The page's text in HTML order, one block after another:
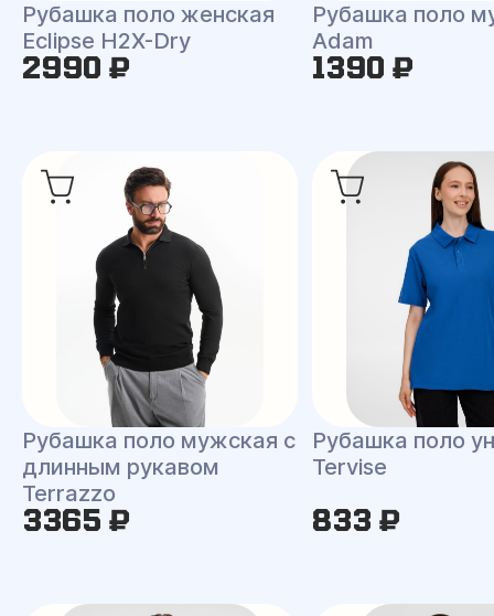
Рубашка поло женская
Eclipse H2X-Dry
2990 ₽
Рубашка поло
Adam
1390 ₽
Рубашка поло мужская с
длинным рукавом
Terrazzo
3365 ₽
Рубашка поло
Tervise
833 ₽